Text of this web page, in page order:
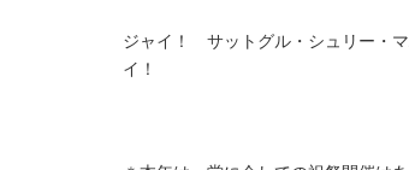
ジャイ！ サットグル・シュリー・
イ！